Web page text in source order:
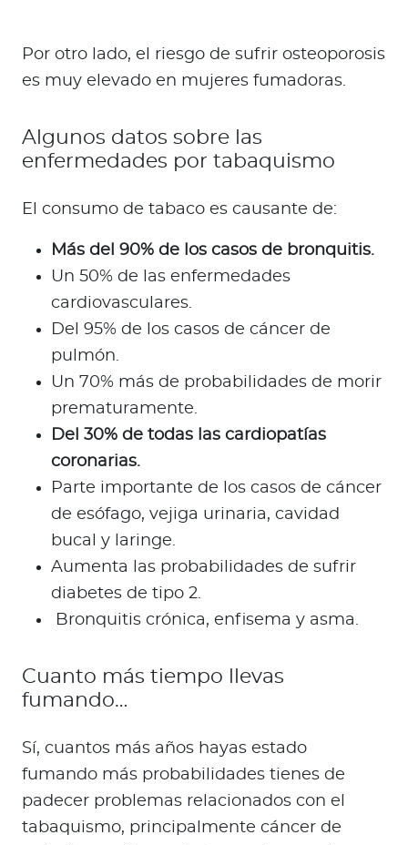
Por otro lado, el riesgo de sufrir osteoporosis
es muy elevado en mujeres fumadoras.
Algunos datos sobre las
enfermedades por tabaquismo
El consumo de tabaco es causante de:
Más del 90% de los casos de bronquitis.
Un 50% de las enfermedades
cardiovasculares.
Del 95% de los casos de cáncer de
pulmón.
Un 70% más de probabilidades de morir
prematuramente.
Del 30% de todas las cardiopatías
coronarias.
Parte importante de los casos de cáncer
de esófago, vejiga urinaria, cavidad
bucal y laringe.
Aumenta las probabilidades de sufrir
diabetes de tipo 2.
Bronquitis crónica, enfisema y asma.
Cuanto más tiempo llevas
fumando…
Sí, cuantos más años hayas estado
fumando más probabilidades tienes de
padecer problemas relacionados con el
tabaquismo, principalmente cáncer de